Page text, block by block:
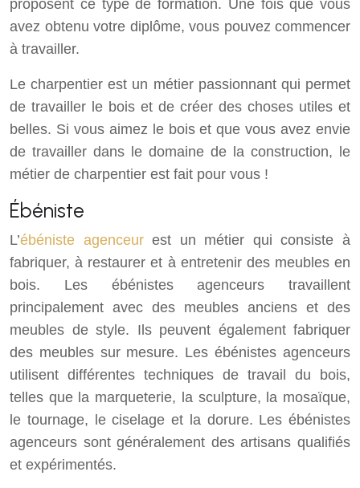
proposent ce type de formation. Une fois que vous
avez obtenu votre diplôme, vous pouvez commencer
à travailler.
Le charpentier est un métier passionnant qui permet
de travailler le bois et de créer des choses utiles et
belles. Si vous aimez le bois et que vous avez envie
de travailler dans le domaine de la construction, le
métier de charpentier est fait pour vous !
Ébéniste
L’ébéniste agenceurest un métier qui consiste à
fabriquer, à restaurer et à entretenir des meubles en
bois. Les ébénistes agenceurs travaillent
principalement avec des meubles anciens et des
meubles de style. Ils peuvent également fabriquer
des meubles sur mesure. Les ébénistes agenceurs
utilisent différentes techniques de travail du bois,
telles que la marqueterie, la sculpture, la mosaïque,
le tournage, le ciselage et la dorure. Les ébénistes
agenceurs sont généralement des artisans qualifiés
et expérimentés.